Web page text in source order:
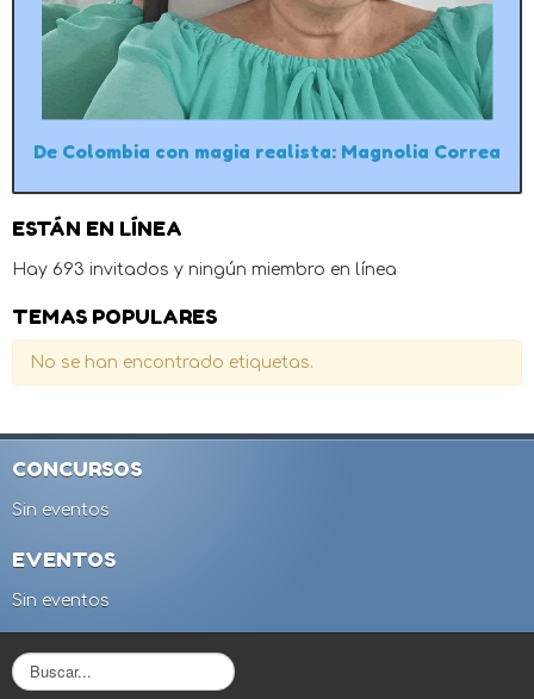
De Colombia con magia realista: Magnolia Correa
ESTÁN EN LÍNEA
Hay 693 invitados y ningún miembro en línea
TEMAS POPULARES
No se han encontrado etiquetas.
CONCURSOS
Sin eventos
EVENTOS
Sin eventos
B
u